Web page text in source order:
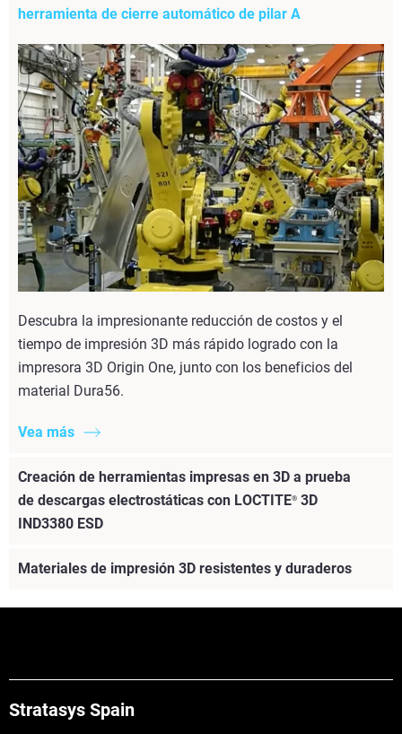
herramienta de cierre automático de pilar A
Descubra la impresionante reducción de costos y el
tiempo de impresión 3D más rápido logrado con la
impresora 3D Origin One, junto con los beneficios del
material Dura56.
Vea más
Creación de herramientas impresas en 3D a prueba
de descargas electrostáticas con LOCTITE® 3D
IND3380 ESD
Materiales de impresión 3D resistentes y duraderos
Stratasys Spain